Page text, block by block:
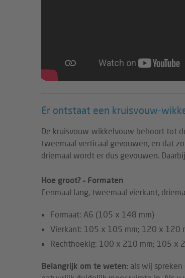
Er ontstaat een kruisvouw-
De kruisvouw-wikkelvouw behoort tot
tweemaal verticaal gevouwen, en dat
driemaal wordt er dus gevouwen.
Hoe groot? – Formaten
Eenmaal lang, tweemaal vierkant,
Formaat: A6 (105 x 148 mm)
Vierkant: 105 x 105 mm; 120 x 120
Rechthoekig: 100 x 210 mm; 105 x
Belangrijk om te weten: als wij